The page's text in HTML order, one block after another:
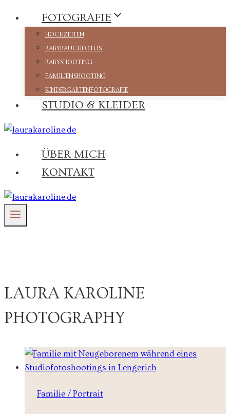
Zum
Inhalt
FOTOGRAFIE
HOCHZEITEN
BABYBAUCHFOTOS
BABYSHOOTING
FAMILIENSHOOTING
KINDERGARTENFOTOGRAFIE
STUDIO & KLEIDER
ÜBER MICH
KONTAKT
LAURA KAROLINE
PHOTOGRAPHY
Familie / Portrait